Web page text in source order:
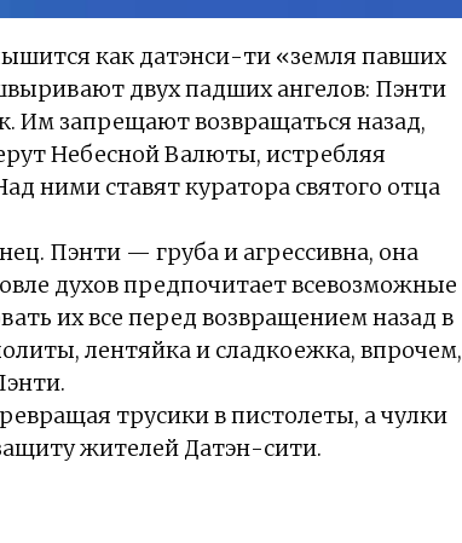
как датэнси-ти «земля павших
двух падших ангелов: Пэнти
Им запрещают возвращаться назад,
Небесной Валюты, истребляя
ними ставят куратора святого отца
Пэнти — груба и агрессивна, она
духов предпочитает всевозможные
их все перед возвращением назад в
лентяйка и сладкоежка, впрочем,
трусики в пистолеты, а чулки
жителей Датэн-сити.